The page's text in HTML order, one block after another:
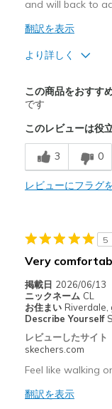
and will back to
翻訳を表示
より詳しく
Attractive Design
Breathe Well
Comfortable
Stylish
Casual Wear
Walking
Width
Sizing
この商品をおすす
です
このレビューは役
3 0
レビューにフラグ
5
Very
掲載日 2026/06/13
ニックネーム CL
お住まい Riverdale,
Describe Yourself
レビューしたサイト
skechers.com
Feel like walking
翻訳を表示